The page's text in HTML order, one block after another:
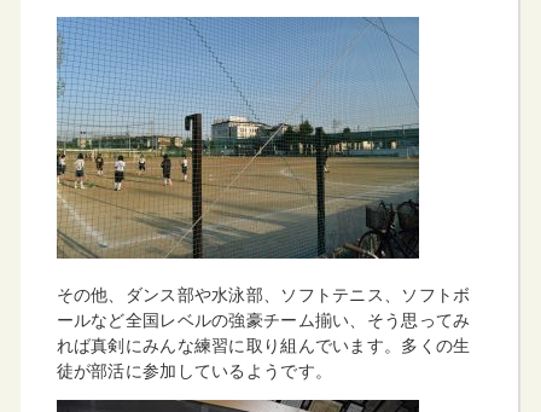
その他、ダンス部や水泳部、ソフトテニス、ソフトボ
ールなど全国レベルの強豪チーム揃い、そう思ってみ
れば真剣にみんな練習に取り組んでいます。多くの生
徒が部活に参加しているようです。